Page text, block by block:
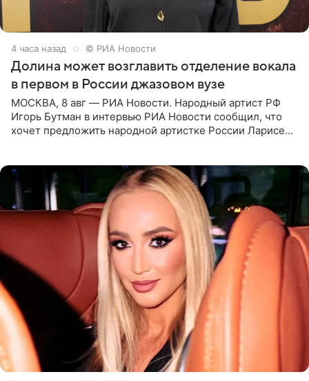
4 часа назад © РИА Новости
Долина может возглавить отделение вокала
в первом в России джазовом вузе
МОСКВА, 8 авг — РИА Новости. Народный артист РФ
Игорь Бутман в интервью РИА Новости сообщил, что
хочет предложить народной артистке России Ларисе